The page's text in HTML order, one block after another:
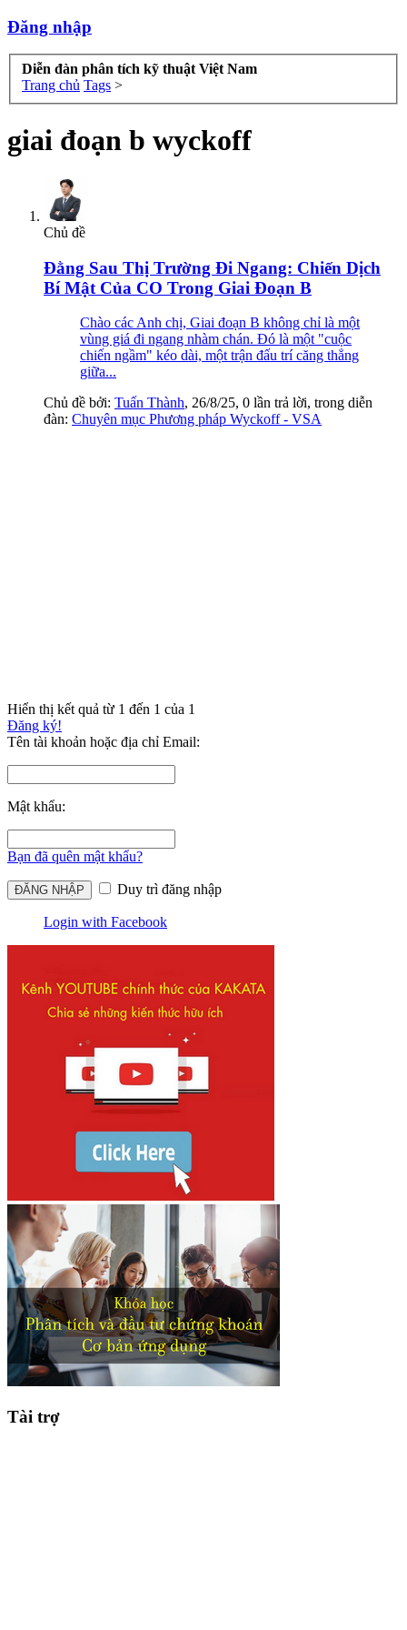
Đăng nhập
Diễn đàn phân tích kỹ thuật Việt Nam
Trang chủ Tags >
giai đoạn b wyckoff
Chủ đề
Đằng Sau Thị Trường Đi Ngang: Chiến Dịch
Bí Mật Của CO Trong Giai Đoạn B
Chào các Anh chị, Giai đoạn B không chỉ là một
vùng giá đi ngang nhàm chán. Đó là một "cuộc
chiến ngầm" kéo dài, một trận đấu trí căng thẳng
giữa...
Chủ đề bởi: Tuấn Thành, 26/8/25, 0 lần trả lời, trong diễn
đàn: Chuyên mục Phương pháp Wyckoff - VSA
Hiển thị kết quả từ 1 đến 1 của 1
Đăng ký!
Tên tài khoản hoặc địa chỉ Email:
Mật khẩu:
Bạn đã quên mật khẩu?
Duy trì đăng nhập
Login with Facebook
Tài trợ